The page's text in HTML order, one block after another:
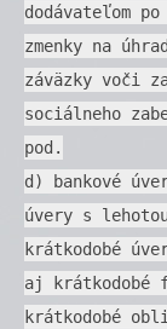
dodávateľom
zmenky na
záväzky voči
sociálneho
pod.
d) bankové
úvery s
krátkodobé
aj krátkodobé
krátkodobé